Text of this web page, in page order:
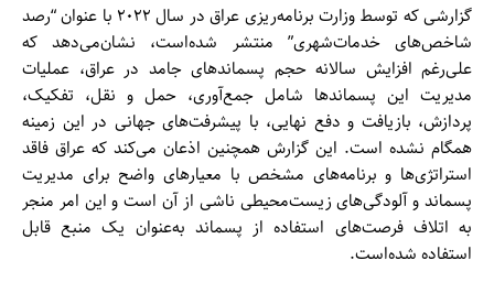
گزارشی که توسط وزارت برنامه‌ریزی عراق در سال ۲۰۲۲ با عنوان “رصد
شاخص‌های خدمات‌شهری” منتشر شده‌است، نشان‌می‌دهد که
علی‌رغم افزایش سالانه حجم پسماندهای جامد در عراق، عملیات
مدیریت این پسماندها شامل جمع‌آوری، حمل و نقل، تفکیک،
پردازش، بازیافت و دفع نهایی، با پیشرفت‌های جهانی در این زمینه
همگام نشده است. این گزارش همچنین اذعان می‌کند که عراق فاقد
استراتژی‌ها و برنامه‌های مشخص با معیارهای واضح برای مدیریت
پسماند و آلودگی‌های زیست‌محیطی ناشی از آن است و این امر منجر
به اتلاف فرصت‌های استفاده از پسماند به‌عنوان یک منبع قابل
استفاده شده‌است.